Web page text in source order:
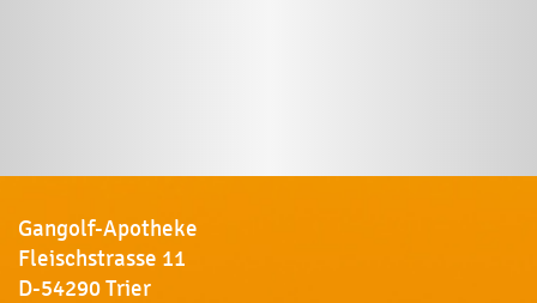
Gangolf-Apotheke
Fleischstrasse 11
D-54290 Trier